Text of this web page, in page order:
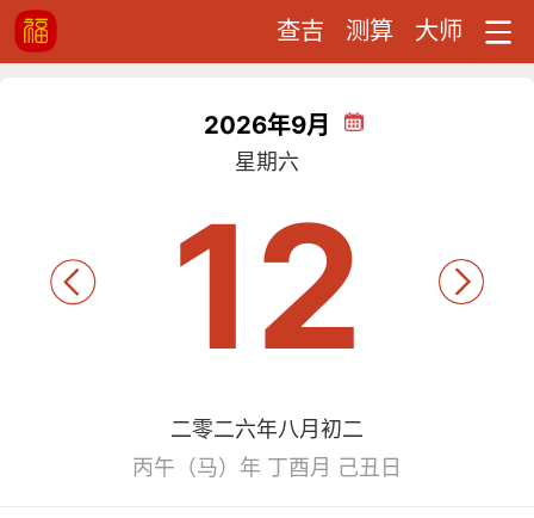
查吉 测算 大师
2026年9月
星期六
12
二零二六年八月初二
丙午（马）年 丁酉月 己丑日